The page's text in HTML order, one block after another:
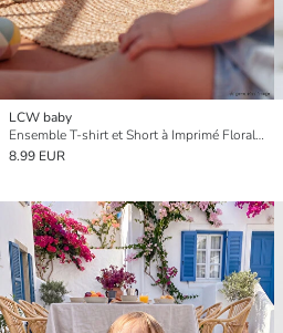
LCW baby
Ensemble T-shirt et Short à Imprimé Floral pour Bébé Fille
8.99 EUR